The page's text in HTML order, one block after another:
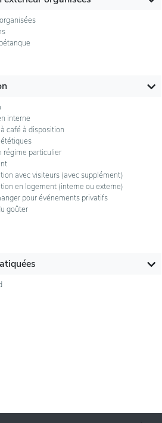
interne
café à disposition
régime particulier
avec visiteurs (avec supplément)
en logement (interne ou externe)
pour événements privatifs
goûter